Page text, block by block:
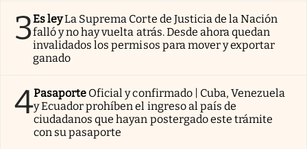
3Es leyLa Suprema Corte de Justicia de la Nación
falló y no hay vuelta atrás. Desde ahora quedan
invalidados los permisos para mover y exportar
ganado
4Pasaporte Oficial y confirmado | Cuba, Venezuela
y Ecuador prohíben el ingreso al país de
ciudadanos que hayan postergado este trámite
con su pasaporte